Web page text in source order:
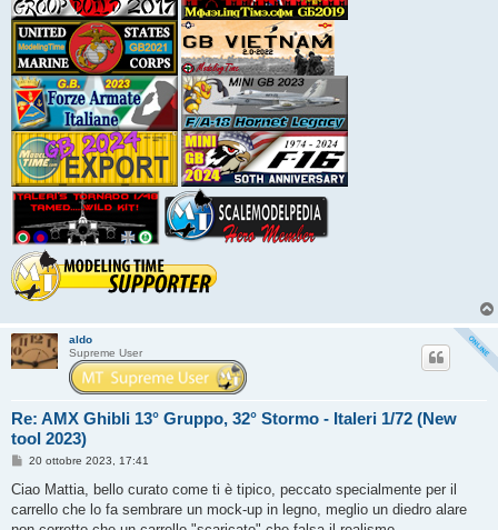
aldo
Supreme User
Re: AMX Ghibli 13° Gruppo, 32° Stormo - Italeri 1/72 (New
tool 2023)
M
s
a
g
20 ottobre 2023, 17:41
Ciao Mattia, bello curato come ti è tipico, peccato specialmente per il
carrello che lo fa sembrare un mock-up in legno, meglio un diedro alare